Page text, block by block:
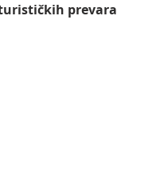
prevara